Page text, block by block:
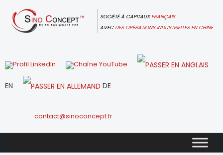
content
SOCIÉTÉ À CAPITAUXFRANÇAIS
AVECDES OPÉRATIONS INDUSTRIELLES EN CHINE
EN DE
contact@sinoconcept.fr